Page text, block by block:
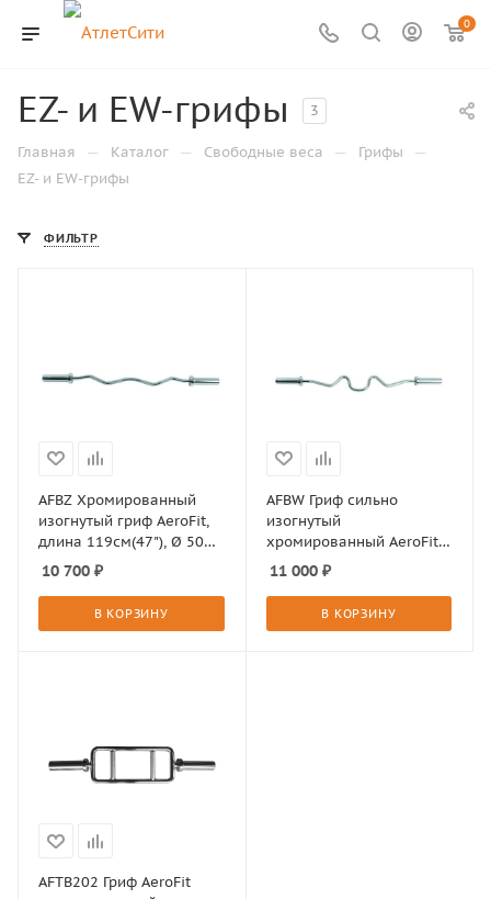
0
EZ- и EW-грифы 3
Главная — Каталог — Свободные веса — Грифы —
EZ- и EW-грифы
ФИЛЬТР
AFBZ Хромированный
изогнутый гриф AeroFit,
длина 119см(47"), Ø 50
мм
10 700 ₽
В КОРЗИНУ
AFBW Гриф сильно
изогнутый
хромированный AeroFit,
длина: 119 см. (47''), Ø 50
11 000₽
В КОРЗИНУ
AFTB202 Гриф AeroFit